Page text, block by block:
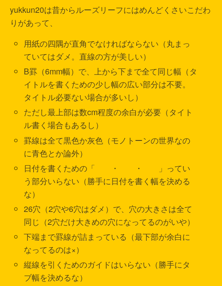
yukkun20は昔からルーズリーフにはめんどくさいこだわ
りがあって、
用紙の四隅が直角でなければならない（丸まっ
ていてはダメ。直線の方が美しい）
B罫（6mm幅）で、上から下まで全て同じ幅（タ
イトルを書くための少し幅の広い部分は不要。
タイトル必要ない場合が多いし）
ただし最上部は数cm程度の余白が必要（タイト
ル書く場合もあるし）
罫線は全て黒色か灰色（モノトーンの世界なの
に青色とか論外）
日付を書くための「 ・ ・ 」ってい
う部分いらない（勝手に日付を書く幅を決める
な）
26穴（2穴や6穴はダメ）で、穴の大きさは全て
同じ（2穴だけ大きめの穴になってるのがいや）
下端まで罫線が詰まっている（最下部が余白に
なってるのは×）
縦線を引くためのガイドはいらない（勝手にタ
ブ幅を決めるな）